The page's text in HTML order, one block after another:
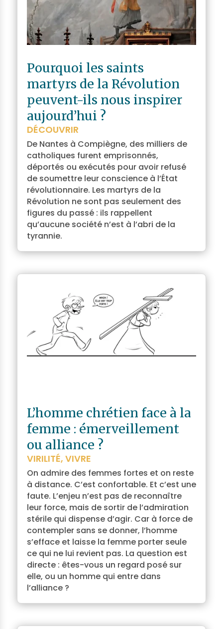
Pourquoi les saints
martyrs de la Révolution
peuvent-ils nous inspirer
aujourd’hui ?
DÉCOUVRIR
De Nantes à Compiègne, des milliers de
catholiques furent emprisonnés,
déportés ou exécutés pour avoir refusé
de soumettre leur conscience à l’État
révolutionnaire. Les martyrs de la
Révolution ne sont pas seulement des
figures du passé : ils rappellent
qu’aucune société n’est à l’abri de la
tyrannie.
L’homme chrétien face à la
femme : émerveillement
ou alliance ?
VIRILITÉ, VIVRE
On admire des femmes fortes et on reste
à distance. C’est confortable. Et c’est une
faute. L’enjeu n’est pas de reconnaître
leur force, mais de sortir de l’admiration
stérile qui dispense d’agir. Car à force de
contempler sans se donner, l’homme
s’efface et laisse la femme porter seule
ce qui ne lui revient pas. La question est
directe : êtes-vous un regard posé sur
elle, ou un homme qui entre dans
l’alliance ?